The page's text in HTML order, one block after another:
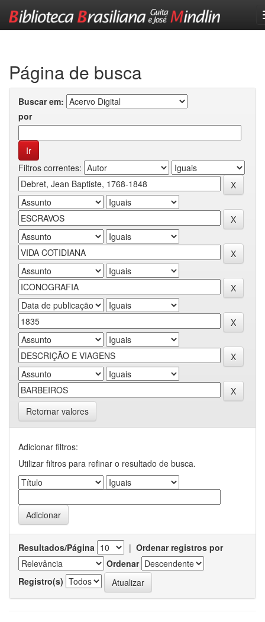
Página de busca
Buscar em:
por
Filtros correntes:
Retornar valores
Adicionar filtros:
Utilizar filtros para refinar o resultado de busca.
Resultados/Página | Ordenar registros por
Ordenar
Registro(s)